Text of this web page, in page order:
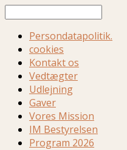
Persondatapolitik.
cookies
Kontakt os
Vedtægter
Udlejning
Gaver
Vores Mission
IM Bestyrelsen
Program 2026